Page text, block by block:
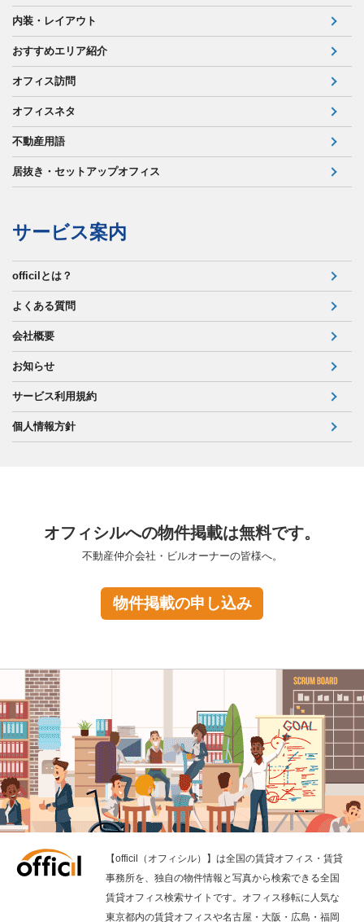
内装・レイアウト
おすすめエリア紹介
オフィス訪問
オフィスネタ
不動産用語
居抜き・セットアップオフィス
サービス案内
officilとは？
よくある質問
会社概要
お知らせ
サービス利用規約
個人情報方針
オフィシルへの物件掲載は無料です。
不動産仲介会社・ビルオーナーの皆様へ。
物件掲載の申し込み
【officil（オフィシル）】は全国の賃貸オフィス・賃貸
事務所を、独自の物件情報と写真から検索できる全国
賃貸オフィス検索サイトです。オフィス移転に人気な
東京都内の賃貸オフィスや名古屋・大阪・広島・福岡